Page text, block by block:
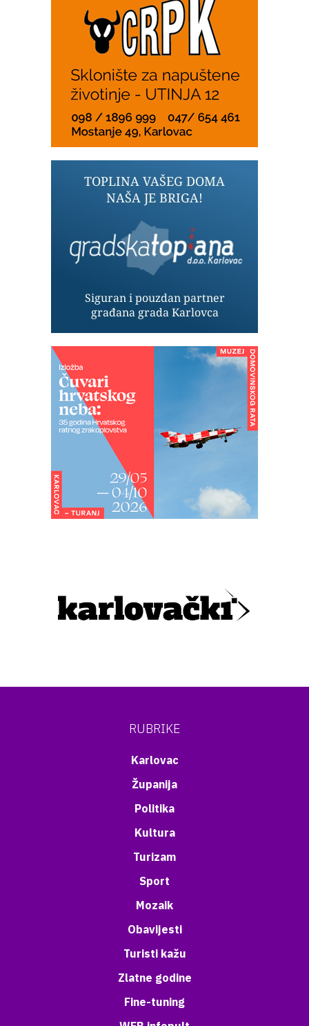
RUBRIKE
Karlovac
Županija
Politika
Kultura
Turizam
Sport
Mozaik
Obavijesti
Turisti kažu
Zlatne godine
Fine-tuning